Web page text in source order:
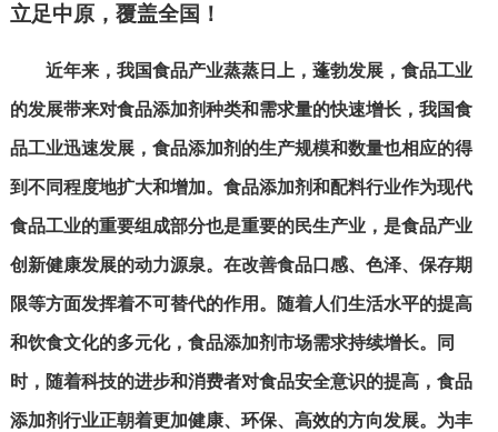
立足中原，覆盖全国！
近年来，我国食品产业蒸蒸日上，蓬勃发展，食品工业
的发展带来对食品添加剂种类和需求量的快速增长，我国食
品工业迅速发展，食品添加剂的生产规模和数量也相应的得
到不同程度地扩大和增加。食品添加剂和配料行业作为现代
食品工业的重要组成部分也是重要的民生产业，是食品产业
创新健康发展的动力源泉。在改善食品口感、色泽、保存期
限等方面发挥着不可替代的作用。随着人们生活水平的提高
和饮食文化的多元化，食品添加剂市场需求持续增长。同
时，随着科技的进步和消费者对食品安全意识的提高，食品
添加剂行业正朝着更加健康、环保、高效的方向发展。为丰